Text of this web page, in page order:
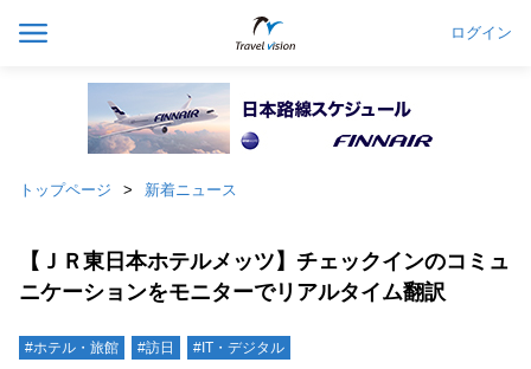
ログイン
トップページ 新着ニュース
【ＪＲ東日本ホテルメッツ】チェックインのコミュ
ニケーションをモニターでリアルタイム翻訳
#ホテル・旅館 #訪日 #IT・デジタル